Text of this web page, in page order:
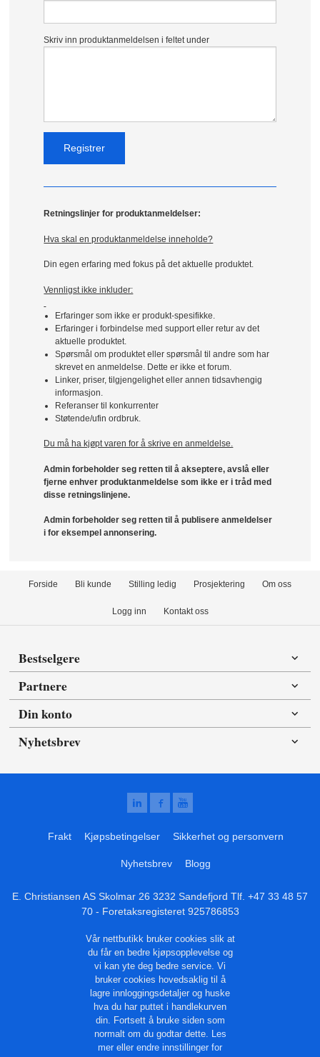
Skriv inn produktanmeldelsen i feltet under
Retningslinjer for produktanmeldelser:
Hva skal en produktanmeldelse inneholde?
Din egen erfaring med fokus på det aktuelle produktet.
Vennligst ikke inkluder:
Erfaringer som ikke er produkt-spesifikke.
Erfaringer i forbindelse med support eller retur av det
aktuelle produktet.
Spørsmål om produktet eller spørsmål til andre som har
skrevet en anmeldelse. Dette er ikke et forum.
Linker, priser, tilgjengelighet eller annen tidsavhengig
informasjon.
Referanser til konkurrenter
Støtende/ufin ordbruk.
Du må ha kjøpt varen for å skrive en anmeldelse.
Admin forbeholder seg retten til å akseptere, avslå eller
fjerne enhver produktanmeldelse som ikke er i tråd med
disse retningslinjene.
Admin forbeholder seg retten til å publisere anmeldelser
i for eksempel annonsering.
Forside Bli kunde Stilling ledig Prosjektering Om oss
Logg inn Kontakt oss
Bestselgere
Partnere
Din konto
Nyhetsbrev
Frakt Kjøpsbetingelser Sikkerhet og personvern
Nyhetsbrev Blogg
E. Christiansen AS Skolmar 26 3232 Sandefjord Tlf. +47 33 48 57
70- Foretaksregisteret 925786853
Vår nettbutikk bruker cookies slik at
du får en bedre kjøpsopplevelse og
vi kan yte deg bedre service. Vi
bruker cookies hovedsaklig til å
lagre innloggingsdetaljer og huske
hva du har puttet i handlekurven
din. Fortsett å bruke siden som
normalt om du godtar dette. Les
mer eller endre innstillinger for